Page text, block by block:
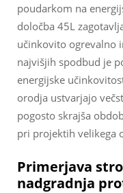
poudarkom na
določba 45L
učinkovito ogrevalno
najvišjih spodbud je
energijske
orodja ustvarjajo
pogosto skrajša
pri projektih velikega
Primerjava
nadgradnja